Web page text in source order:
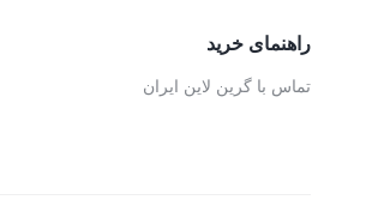
راهنمای خرید
تماس با گرین لاین ایران